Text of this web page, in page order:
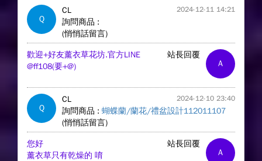
Q
CL 2024-12-11 14:21
詢問商品 :
(悄悄話留言)
A
站長回覆
歡迎+好友薰衣草花坊.官方LINE
@ff108(要+@)
Q
CL 2024-12-10 23:40
詢問商品 : 蝴蝶蘭/蘭花/禮盆設計112011107
(悄悄話留言)
A
站長回覆
您好
薰衣草只有乾燥的 唷